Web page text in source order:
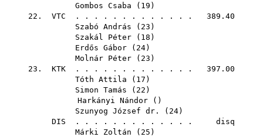
Gombos Csaba ( 19 )
22. VTC . . . . . . . . . . . . . 389.40
Szabó András ( 23 )
Szakál Péter ( 18 )
Erdős Gábor ( 24)
Molnár Péter ( 23 )
23. KTK . . . . . . . . . . . . . 397.00
Tóth Attila ( 17 )
Simon Tamás ( 22 )
Harkányi Nándor ()
Szunyog József dr.
( 24)
DIS . . . . . . . . . . . . . disq
Márki Zoltán ( 25 )